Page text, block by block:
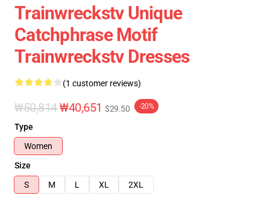
Trainwreckstv Unique
Catchphrase Motif
Trainwreckstv Dresses
(1 customer reviews)
₩50,814₩40,651 $29.50 -20%
Type
Women
Size
S
M L XL 2XL